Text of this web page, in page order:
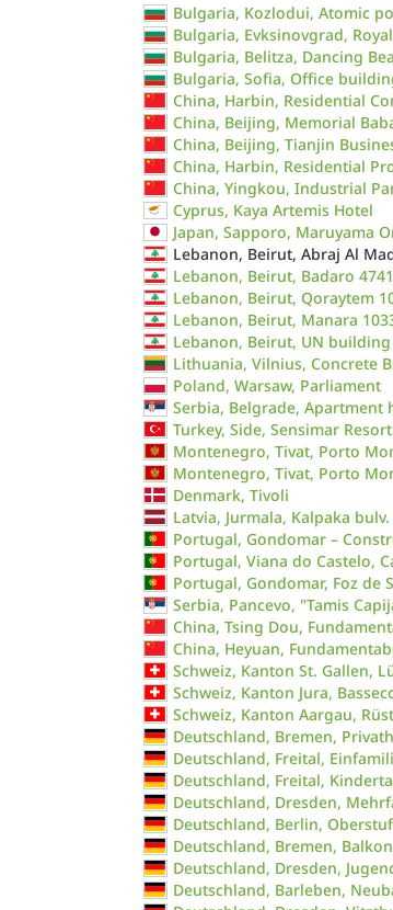
Bulgaria, Kozlodui, Atomic
Bulgaria, Evksinovgrad,
Bulgaria, Belitza, Dancing
Bulgaria, Sofia, Office
China, Harbin, Residential
China, Beijing, Memorial
China, Beijing, Tianjin
China, Harbin, Residential
China, Yingkou, Industrial
Cyprus, Kaya Artemis Hotel
Japan, Sapporo, Maruyama
Lebanon, Beirut, Abraj Al
Lebanon, Beirut, Badaro
Lebanon, Beirut, Qoraytem
Lebanon, Beirut, Manara
Lebanon, Beirut, UN building
Lithuania, Vilnius, Concrete
Poland, Warsaw, Parliament
Serbia, Belgrade, Apartment
Turkey, Side, Sensimar
Montenegro, Tivat, Porto
Montenegro, Tivat, Porto
Denmark, Tivoli
Latvia, Jurmala, Kalpaka bulv.
Portugal, Gondomar –
Portugal, Viana do Castelo,
Portugal, Gondomar, Foz de
Serbia, Pancevo, "Tamis
China, Tsing Dou,
China, Heyuan,
Schweiz, Kanton St. Gallen,
Schweiz, Kanton Jura,
Schweiz, Kanton Aargau,
Deutschland, Bremen,
Deutschland, Freital,
Deutschland, Freital,
Deutschland, Dresden,
Deutschland, Berlin,
Deutschland, Bremen, Balkon
Deutschland, Dresden,
Deutschland, Barleben,